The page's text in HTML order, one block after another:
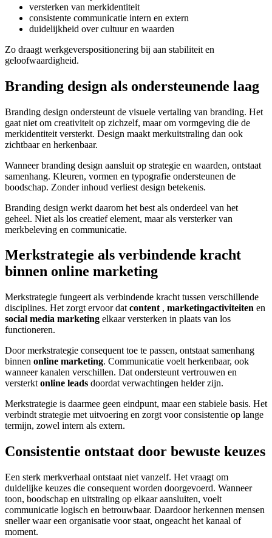
versterken van merkidentiteit
consistente communicatie intern en extern
duidelijkheid over cultuur en waarden
Zo draagt werkgeverspositionering bij aan stabiliteit en
geloofwaardigheid.
Branding design als ondersteunende laag
Branding design ondersteunt de visuele vertaling van branding. Het
gaat niet om creativiteit op zichzelf, maar om vormgeving die de
merkidentiteit versterkt. Design maakt merkuitstraling dan ook
zichtbaar en herkenbaar.
Wanneer branding design aansluit op strategie en waarden, ontstaat
samenhang. Kleuren, vormen en typografie ondersteunen de
boodschap. Zonder inhoud verliest design betekenis.
Branding design werkt daarom het best als onderdeel van het
geheel. Niet als los creatief element, maar als versterker van
merkbeleving en communicatie.
Merkstrategie als verbindende kracht
binnen online marketing
Merkstrategie fungeert als verbindende kracht tussen verschillende
disciplines. Het zorgt ervoor dat content , marketingactiviteiten en
social media marketing elkaar versterken in plaats van los
functioneren.
Door merkstrategie consequent toe te passen, ontstaat samenhang
binnen online marketing. Communicatie voelt herkenbaar, ook
wanneer kanalen verschillen. Dat ondersteunt vertrouwen en
versterkt online leads doordat verwachtingen helder zijn.
Merkstrategie is daarmee geen eindpunt, maar een stabiele basis. Het
verbindt strategie met uitvoering en zorgt voor consistentie op lange
termijn, zowel intern als extern.
Consistentie ontstaat door bewuste keuzes
Een sterk merkverhaal ontstaat niet vanzelf. Het vraagt om
duidelijke keuzes die consequent worden doorgevoerd. Wanneer
toon, boodschap en uitstraling op elkaar aansluiten, voelt
communicatie logisch en betrouwbaar. Daardoor herkennen mensen
sneller waar een organisatie voor staat, ongeacht het kanaal of
moment.